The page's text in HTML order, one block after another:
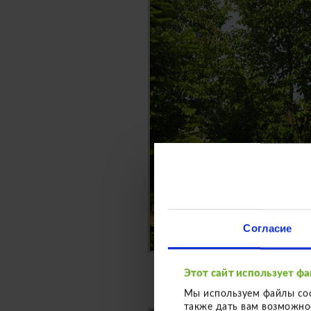
Согласие
Этот сайт использует
Мы используем файлы
также дать вам